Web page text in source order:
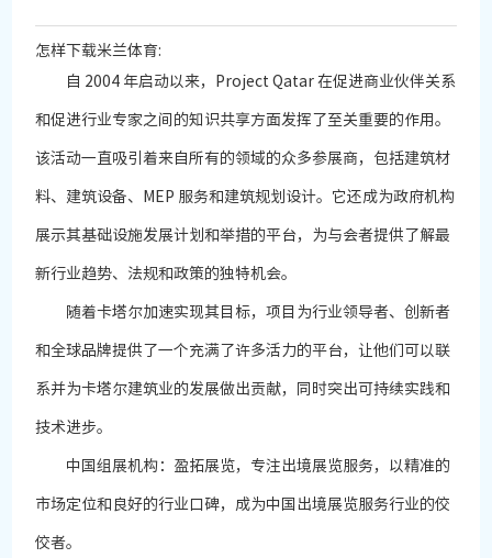
怎样下载米兰体育:
自 2004 年启动以来，Project Qatar 在促进商业伙伴关系
和促进行业专家之间的知识共享方面发挥了至关重要的作用。
该活动一直吸引着来自所有的领域的众多参展商，包括建筑材
料、建筑设备、MEP 服务和建筑规划设计。它还成为政府机构
展示其基础设施发展计划和举措的平台，为与会者提供了解最
新行业趋势、法规和政策的独特机会。
随着卡塔尔加速实现其目标，项目为行业领导者、创新者
和全球品牌提供了一个充满了许多活力的平台，让他们可以联
系并为卡塔尔建筑业的发展做出贡献，同时突出可持续实践和
技术进步。
中国组展机构：盈拓展览，专注出境展览服务，以精准的
市场定位和良好的行业口碑，成为中国出境展览服务行业的佼
佼者。